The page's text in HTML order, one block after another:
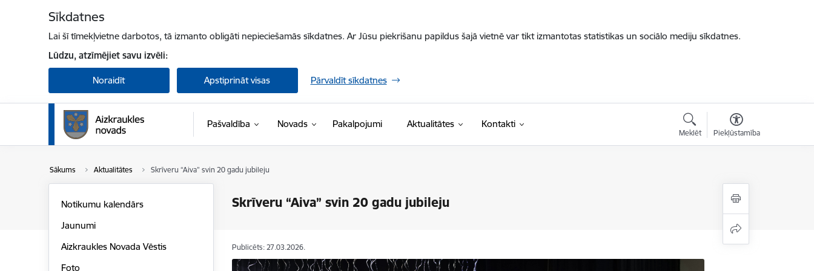
Sīkdatnes
Lai šī tīmekļvietne darbotos, tā izmanto obligāti nepieciešamās sīkdatnes. Ar Jūsu piekrišanu papildus šajā vietnē var tikt izmantotas statistikas un sociālo mediju sīkdatnes.
Lūdzu, atzīmējiet savu izvēli:
Noraidīt Apstiprināt visas Pārvaldīt sīkdatnes
Pašvaldība Novads Pakalpojumi Aktualitātes Kontakti
Meklēt Piekļūstamība
Sākums Aktualitātes Skrīveru “Aiva” svin 20 gadu jubileju
Skrīveru “Aiva” svin 20 gadu jubileju
Notikumu kalendārs
Jaunumi
Aizkraukles Novada Vēstis
Foto
Publicēts: 27.03.2026.